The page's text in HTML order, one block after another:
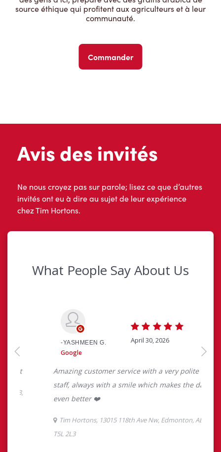
source éthique qui profitent aux agriculteurs et à leur
communauté.
Commander
Avis des invités
Ne nous croyez pas sur parole; lisez ce que d’autres
invités ont eu à dire au sujet de leur expérience
chez Tim Hortons.